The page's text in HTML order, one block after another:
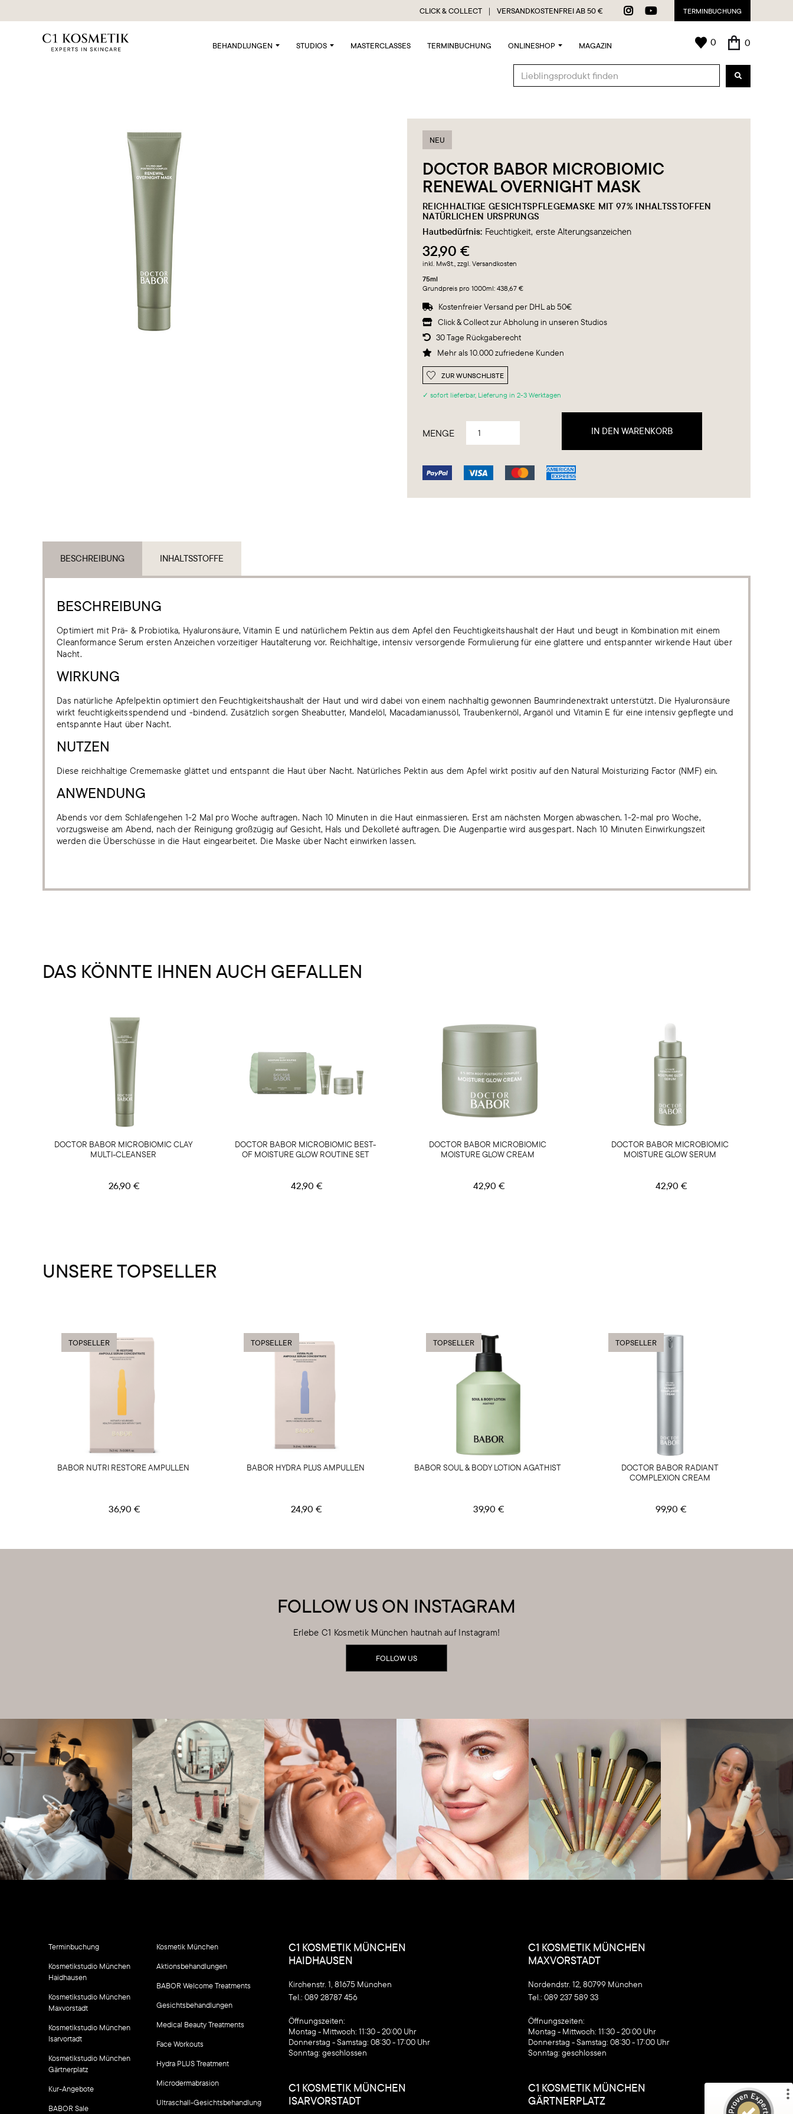
CLICK & COLLECT ｜ VERSANDKOSTENFREI AB 50 €   TERMINBUCHUNG
BEHANDLUNGEN STUDIOS MASTERCLASSES TERMINBUCHUNG ONLINESHOP MAGAZIN 0 0
NEU
DOCTOR BABOR MICROBIOMIC
RENEWAL OVERNIGHT MASK
REICHHALTIGE GESICHTSPFLEGEMASKE MIT 97% INHALTSSTOFFEN
NATÜRLICHEN URSPRUNGS
Hautbedürfnis: Feuchtigkeit erste Alterungsanzeichen
32,90 €
inkl. MwSt., zzgl. Versandkosten
75ml
Grundpreis pro 1000ml: 438,67 €
 Kostenfreier Versand per DHL ab 50€
 Click & Collect zur Abholung in unseren Studios
 30 Tage Rückgaberecht
 Mehr als 10.000 zufriedene Kunden
ZUR WUNSCHLISTE
✓ sofort lieferbar, Lieferung in 2-3 Werktagen
MENGE
BESCHREIBUNG INHALTSSTOFFE
BESCHREIBUNG
Optimiert mit Prä- & Probiotika, Hyaluronsäure, Vitamin E und natürlichem Pektin aus dem Apfel den Feuchtigkeitshaushalt der Haut und beugt in Kombination mit einem
Cleanformance Serum ersten Anzeichen vorzeitiger Hautalterung vor. Reichhaltige, intensiv versorgende Formulierung für eine glattere und entspannter wirkende Haut über
Nacht.
WIRKUNG
Das natürliche Apfelpektin optimiert den Feuchtigkeitshaushalt der Haut und wird dabei von einem nachhaltig gewonnen Baumrindenextrakt unterstützt. Die Hyaluronsäure
wirkt feuchtigkeitsspendend und -bindend. Zusätzlich sorgen Sheabutter, Mandelöl, Macadamianussöl, Traubenkernöl, Arganöl und Vitamin E für eine intensiv gepflegte und
entspannte Haut über Nacht.
NUTZEN
Diese reichhaltige Crememaske glättet und entspannt die Haut über Nacht. Natürliches Pektin aus dem Apfel wirkt positiv auf den Natural Moisturizing Factor (NMF) ein.
ANWENDUNG
Abends vor dem Schlafengehen 1-2 Mal pro Woche auftragen. Nach 10 Minuten in die Haut einmassieren. Erst am nächsten Morgen abwaschen. 1-2-mal pro Woche,
vorzugsweise am Abend, nach der Reinigung großzügig auf Gesicht, Hals und Dekolleté auftragen. Die Augenpartie wird ausgespart. Nach 10 Minuten Einwirkungszeit
werden die Überschüsse in die Haut eingearbeitet. Die Maske über Nacht einwirken lassen.
DAS KÖNNTE IHNEN AUCH GEFALLEN
DOCTOR BABOR MICROBIOMIC CLAY
MULTI-CLEANSER
26,90 €
DOCTOR BABOR MICROBIOMIC BEST-
OF MOISTURE GLOW ROUTINE SET
42,90 €
DOCTOR BABOR MICROBIOMIC
MOISTURE GLOW CREAM
42,90 €
DOCTOR BABOR MICROBIOMIC
MOISTURE GLOW SERUM
42,90 €
UNSERE TOPSELLER
TOPSELLER
BABOR NUTRI RESTORE AMPULLEN
36,90 €
TOPSELLER
BABOR HYDRA PLUS AMPULLEN
24,90 €
TOPSELLER
BABOR SOUL & BODY LOTION AGATHIST
39,90 €
TOPSELLER
DOCTOR BABOR RADIANT
COMPLEXION CREAM
99,90 €
FOLLOW US ON INSTAGRAM
Erlebe C1 Kosmetik München hautnah auf Instagram!
FOLLOW US
Terminbuchung
Kosmetikstudio München
Haidhausen
Kosmetikstudio München
Maxvorstadt
Kosmetikstudio München
Isarvortadt
Kosmetikstudio München
Gärtnerplatz
Kur-Angebote
BABOR Sale
Kosmetik München
Aktionsbehandlungen
BABOR Welcome Treatments
Gesichtsbehandlungen
Medical Beauty Treatments
Face Workouts
Hydra PLUS Treatment
Microdermabrasion
Ultraschall-Gesichtsbehandlung
C1 KOSMETIK MÜNCHEN
HAIDHAUSEN
Kirchenstr. 1, 81675 München
Tel.: 089 28787 456
‍Öffnungszeiten:
Montag - Mittwoch: 11:30 - 20:00 Uhr
Donnerstag - Samstag: 08:30 - 17:00 Uhr
Sonntag: geschlossen
C1 KOSMETIK MÜNCHEN
ISARVORSTADT
C1 KOSMETIK MÜNCHEN
MAXVORSTADT
Nordendstr. 12, 80799 München
Tel.:089 237 589 33
‍Öffnungszeiten:
Montag - Mittwoch: 11:30 - 20:00 Uhr
Donnerstag - Samstag: 08:30 - 17:00 Uhr
Sonntag: geschlossen
C1 KOSMETIK MÜNCHEN
GÄRTNERPLATZ
SEHR GUT
1
Bewertung auf